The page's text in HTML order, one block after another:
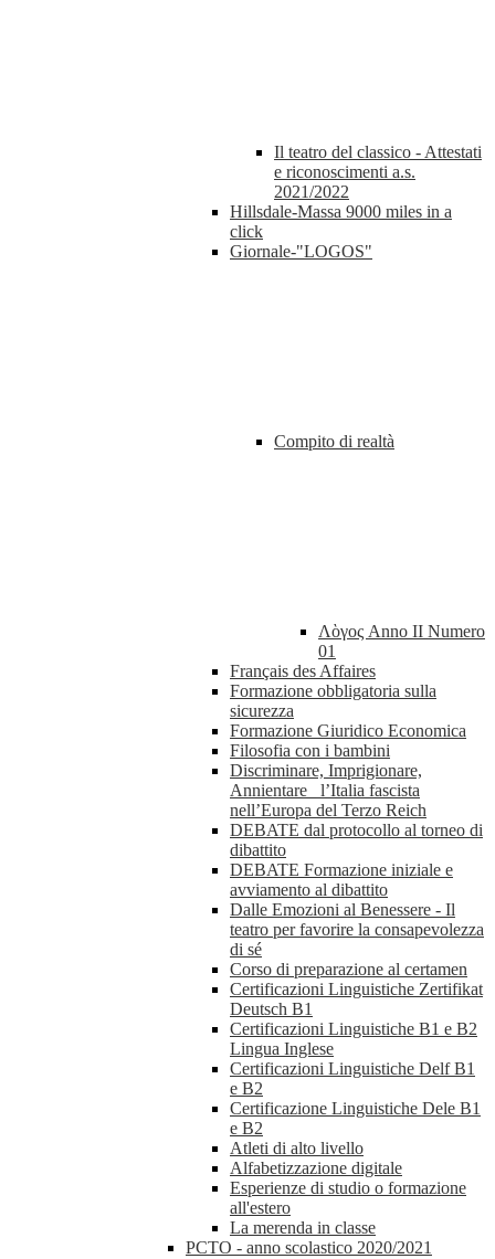
Il teatro del classico - Attestati
e riconoscimenti a.s.
2021/2022
Hillsdale-Massa 9000 miles in a
click
Giornale-"LOGOS"
Compito di realtà
Λὸγος Anno II Numero
01
Français des Affaires
Formazione obbligatoria sulla
sicurezza
Formazione Giuridico Economica
Filosofia con i bambini
Discriminare, Imprigionare,
Annientare_ l’Italia fascista
nell’Europa del Terzo Reich
DEBATE dal protocollo al torneo di
dibattito
DEBATE Formazione iniziale e
avviamento al dibattito
Dalle Emozioni al Benessere - Il
teatro per favorire la consapevolezza
di sé
Corso di preparazione al certamen
Certificazioni Linguistiche Zertifikat
Deutsch B1
Certificazioni Linguistiche B1 e B2
Lingua Inglese
Certificazioni Linguistiche Delf B1
e B2
Certificazione Linguistiche Dele B1
e B2
Atleti di alto livello
Alfabetizzazione digitale
Esperienze di studio o formazione
all'estero
La merenda in classe
PCTO - anno scolastico 2020/2021